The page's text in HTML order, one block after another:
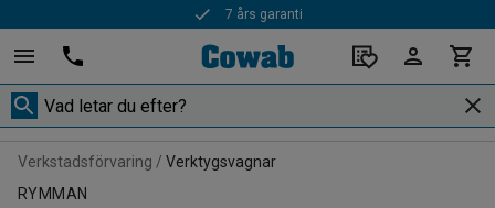
7 års garanti
Verkstadsförvaring
Verktygsvagnar
RYMMAN